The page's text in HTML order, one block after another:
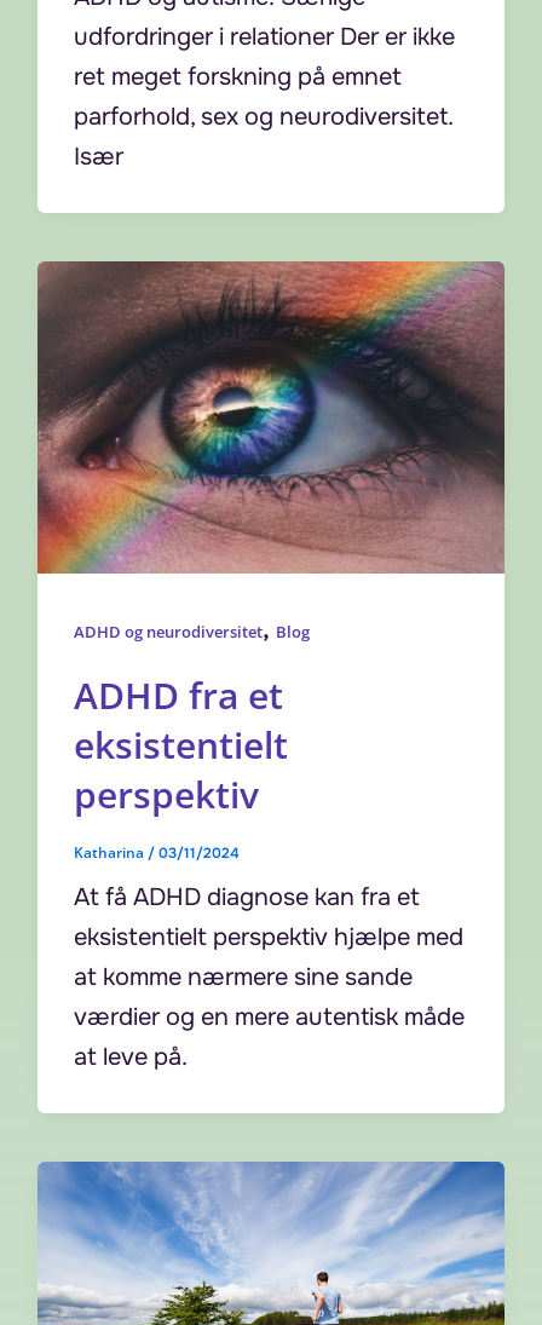
udfordringer i relationer Der er ikke
ret meget forskning på emnet
parforhold, sex og neurodiversitet.
Især
ADHD og neurodiversitet, Blog
ADHD fra et
eksistentielt
perspektiv
Katharina / 03/11/2024
At få ADHD diagnose kan fra et
eksistentielt perspektiv hjælpe med
at komme nærmere sine sande
værdier og en mere autentisk måde
at leve på.